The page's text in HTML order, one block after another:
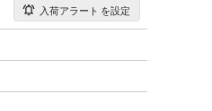
入荷アラート を設定